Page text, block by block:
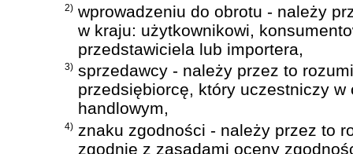
2) wprowadzeniu do obrotu - należy
w kraju: użytkownikowi,
przedstawiciela lub importera,
3) sprzedawcy - należy przez to
przedsiębiorcę, który uczestniczy w
handlowym,
4) znaku zgodności - należy przez to
zgodnie z zasadami oceny